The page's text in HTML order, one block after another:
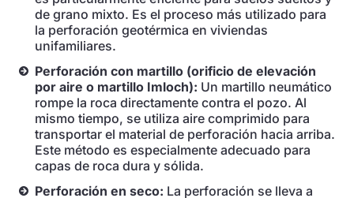
de grano mixto. Es el proceso más utilizado para
la perforación geotérmica en viviendas
unifamiliares.
Perforación con martillo (orificio de elevación
por aire o martillo Imloch): Un martillo neumático
rompe la roca directamente contra el pozo. Al
mismo tiempo, se utiliza aire comprimido para
transportar el material de perforación hacia arriba.
Este método es especialmente adecuado para
capas de roca dura y sólida.
Perforación en seco: La perforación se lleva a